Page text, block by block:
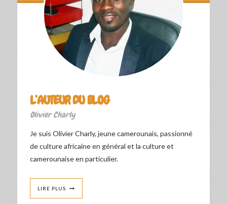
L’AUTEUR DU BLOG
Olivier Charly
Je suis Olivier Charly, jeune camerounais, passionné
de culture africaine en général et la culture et
camerounaise en particulier.
LIRE PLUS